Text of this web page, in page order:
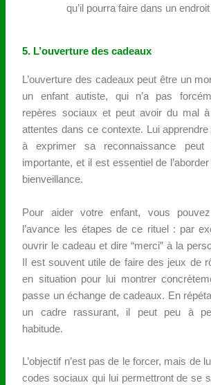
qu’il pourra faire dans un
5. L’ouverture des cadeaux
L’ouverture des cadeaux peut être un
un enfant autiste, qui n’a pas
repères sociaux et peut avoir du mal
attentes dans ce contexte. Lui apprendre
à exprimer sa reconnaissance
importante, et il est essentiel de
bienveillance.
Pour aider votre enfant, vous
l’avance les étapes de ce rituel : par
ouvrir le cadeau et dire “merci” à la
Il est souvent utile de faire des jeux de
en situation pour lui montrer
passe un échange de cadeaux. En
un cadre rassurant, il peut peu à
habitude.
L’objectif n’est pas de le forcer, mais de
codes sociaux qui lui permettront de se